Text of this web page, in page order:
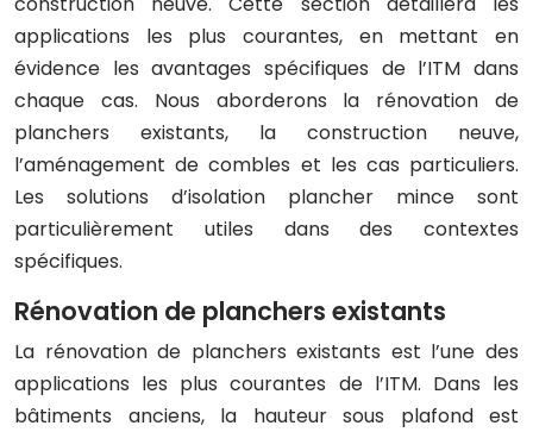
applications les plus courantes, en mettant en
évidence les avantages spécifiques de l’ITM dans
chaque cas. Nous aborderons la rénovation de
planchers existants, la construction neuve,
l’aménagement de combles et les cas particuliers.
Les solutions d’isolation plancher mince sont
particulièrement utiles dans des contextes
spécifiques.
Rénovation de planchers existants
La rénovation de planchers existants est l’une des
applications les plus courantes de l’ITM. Dans les
bâtiments anciens, la hauteur sous plafond est